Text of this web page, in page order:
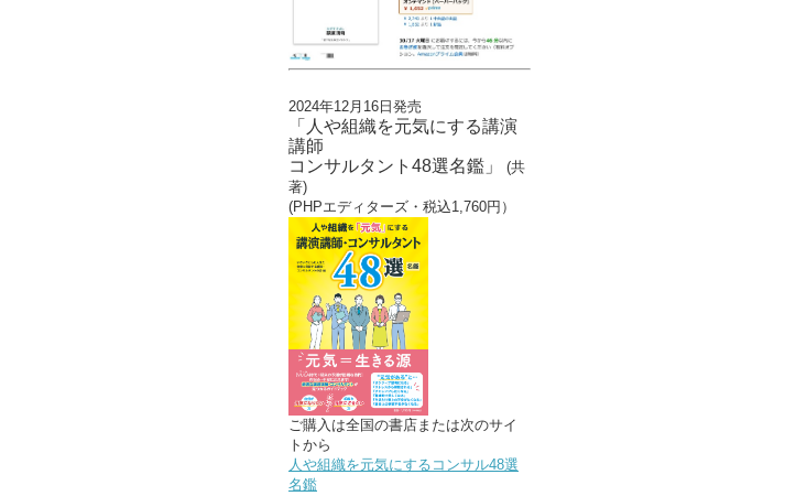
2024年12月16日発売
「人や組織を元気にする講演
講師
コンサルタント48選名鑑」 (共
著)
(PHPエディターズ・税込1,760円）
ご購入は全国の書店または次のサイ
トから
人や組織を元気にするコンサル48選
名鑑